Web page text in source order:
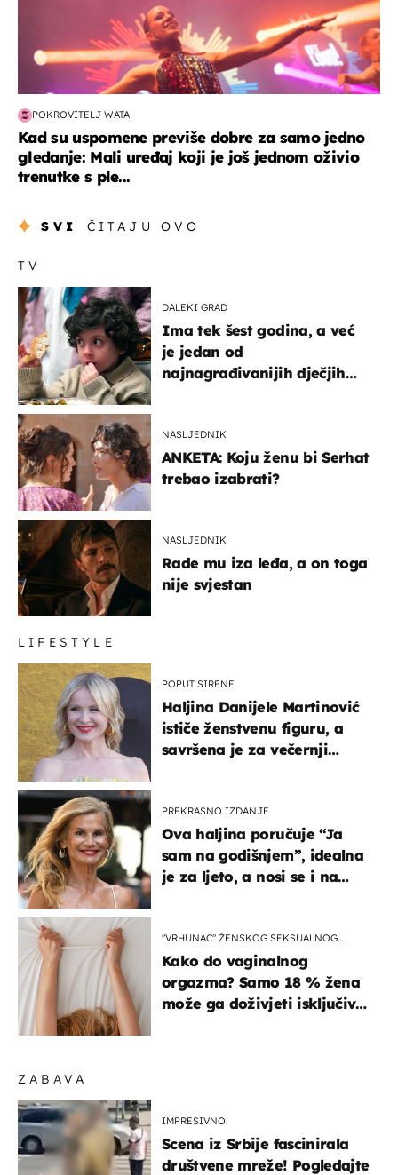
POKROVITELJ WATA
Kad su uspomene previše dobre za samo jedno
gledanje: Mali uređaj koji je još jednom oživio
trenutke s ple...
SVI ČITAJU OVO
ZABAVA
IMPRESIVNO!
Scena iz Srbije fascinirala
društvene mreže! Pogledajte
TV
DALEKI GRAD
Ima tek šest godina, a već
je jedan od
najnagrađivanijih dječjih
NASLJEDNIK
ANKETA: Koju ženu bi Serhat
trebao izabrati?
NASLJEDNIK
Rade mu iza leđa, a on toga
nije svjestan
LIFESTYLE
POPUT SIRENE
Haljina Danijele Martinović
ističe ženstvenu figuru, a
savršena je za večernji
PREKRASNO IZDANJE
Ova haljina poručuje “Ja
sam na godišnjem”, idealna
je za ljeto, a nosi se i na
"VRHUNAC" ŽENSKOG SEKSUALNOG
Kako do vaginalnog
orgazma? Samo 18 % žena
može ga doživjeti isključivo